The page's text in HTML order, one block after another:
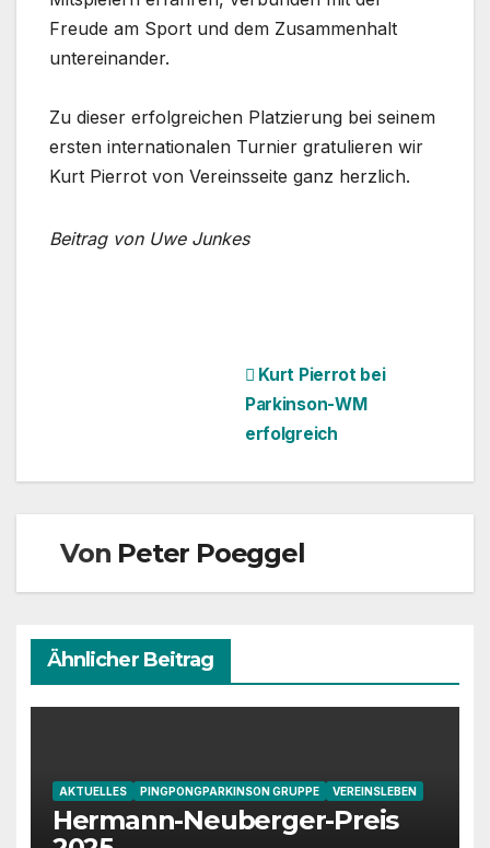
Freude am Sport und dem Zusammenhalt
untereinander.
Zu dieser erfolgreichen Platzierung bei seinem
ersten internationalen Turnier gratulieren wir
Kurt Pierrot von Vereinsseite ganz herzlich.
Beitrag von Uwe Junkes
Beitragsnavigation
Kurt Pierrot bei
Parkinson-WM
erfolgreich
Von Peter Poeggel
Ähnlicher Beitrag
AKTUELLES PINGPONGPARKINSON GRUPPE VEREINSLEBEN
Hermann-Neuberger-Preis